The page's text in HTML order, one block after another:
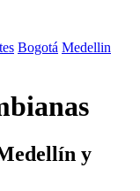
Bogotá Medellin
y